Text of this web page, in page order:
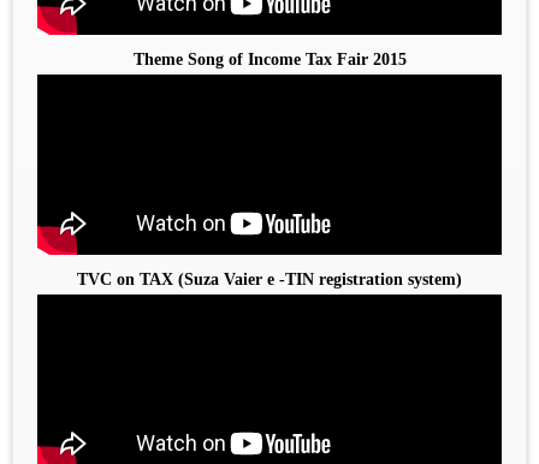
Theme Song of Income Tax Fair 2015
TVC on TAX (Suza Vaier e -TIN registration system)